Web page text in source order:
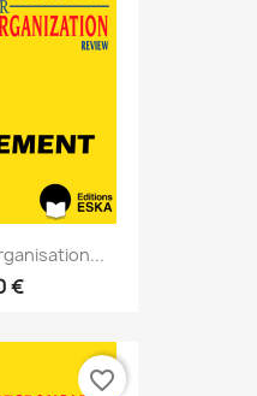
€
favorite_border